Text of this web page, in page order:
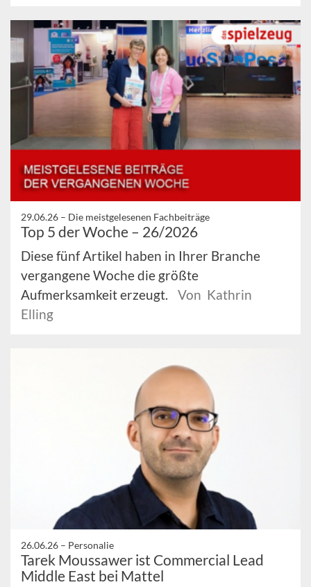
29.06.26 – Die meistgelesenen Fachbeiträge
Top 5 der Woche – 26/2026
Diese fünf Artikel haben in Ihrer Branche
vergangene Woche die größte
Aufmerksamkeit erzeugt.
Von Kathrin
Elling
26.06.26 – Personalie
Tarek Moussawer ist Commercial Lead
Middle East bei Mattel